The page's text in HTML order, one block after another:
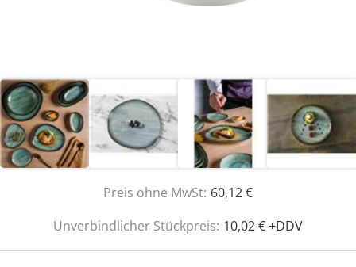
Preis ohne MwSt: 60,12 €
Unverbindlicher Stückpreis: 10,02 € +DDV